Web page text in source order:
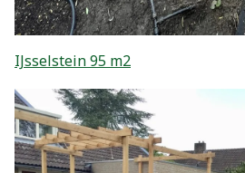
IJsselstein 95 m2